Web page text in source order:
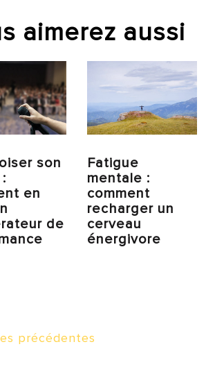
aimerez aussi
son
en
de
Fatigue
mentale :
comment
recharger un
cerveau
énergivore
précédentes